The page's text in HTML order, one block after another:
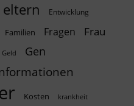
eltern Entwicklung
Familien Fragen Frau
Geld
Gen
Kosten krankheit